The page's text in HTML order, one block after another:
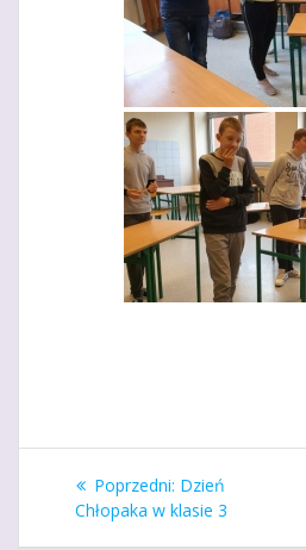
Nawigacja
wpisu
Poprzedni: Poprzedni
wpis:
Dzień
Chłopaka w klasie 3